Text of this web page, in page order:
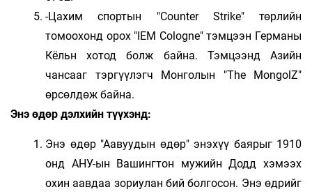
-Цахим спортын "Counter Strike" төрлийн
томоохонд орох "IEM Cologne" тэмцээн Германы
Кёльн хотод болж байна. Тэмцээнд Азийн
чансааг тэргүүлэгч Монголын "The MongolZ"
өрсөлдөж байна.
Энэ өдөр дэлхийн түүхэнд:
Энэ өдөр "Аавуудын өдөр" энэхүү баярыг 1910
онд АНУ-ын Вашингтон мужийн Додд хэмээх
охин аавдаа зориулан бий болгосон. Энэ өдрийг